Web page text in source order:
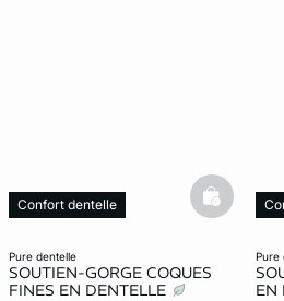
pure dentelle
SOUTIEN-GORGE COQUES
FINES EN DENTELLE
Confort dentelle basketfull
EN